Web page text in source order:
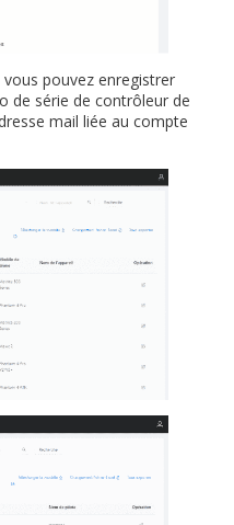
pouvez enregistrer
de série de contrôleur de
mail liée au compte